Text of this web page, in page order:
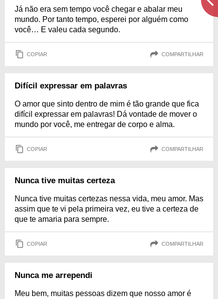
Já não era sem tempo você chegar e abalar meu
mundo. Por tanto tempo, esperei por alguém como
você… E valeu cada segundo.
COPIAR COMPARTILHAR
Difícil expressar em palavras
O amor que sinto dentro de mim é tão grande que fica
difícil expressar em palavras! Dá vontade de mover o
mundo por você, me entregar de corpo e alma.
COPIAR COMPARTILHAR
Nunca tive muitas certeza
Nunca tive muitas certezas nessa vida, meu amor. Mas
assim que te vi pela primeira vez, eu tive a certeza de
que te amaria para sempre.
COPIAR COMPARTILHAR
Nunca me arrependi
Meu bem, muitas pessoas dizem que nosso amor é